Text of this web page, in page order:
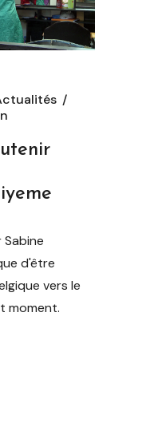
d'être
vers le
moment.